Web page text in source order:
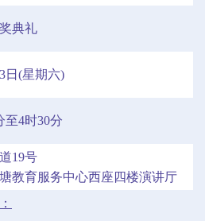
典礼
日(星期六)
至4时30分
19号
教育服务中心西座四楼演讲厅